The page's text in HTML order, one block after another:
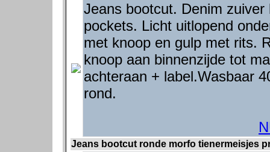
Jeans bootcut. Denim
pockets. Licht uitlopend
met knoop en gulp met rits.
knoop aan binnenzijde tot
achteraan + label.Wasbaar
rond.
Jeans bootcut ronde morfo tienermeisjes